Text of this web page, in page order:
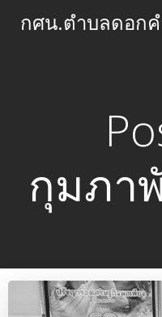
กศน.ตำบลดอก
กุมภา